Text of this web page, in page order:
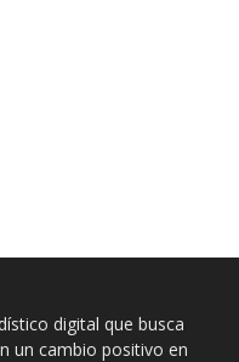
digital que busca
un cambio positivo en